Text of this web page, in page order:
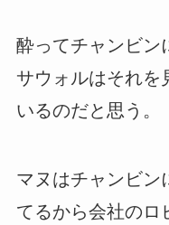
酔ってチャンビン
サウォルはそれを
いるのだと思う。
マヌはチャンビン
てるから会社のロ